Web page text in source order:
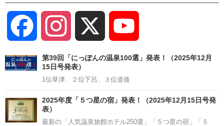
Facebook Instagram
Channel
第39回「にっぽんの温泉100選」発表！（2025年12月
15日号発表）
1位草津、２位下呂、３位道後
2025年度「５つ星の宿」発表！（2025年12月15日号発
表）
最新の「人気温泉旅館ホテル250選」「５つ星の宿」「５